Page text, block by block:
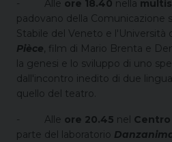
- Alle ore 18.40 nella
padovano della Comunicazione
Stabile del Veneto e l'Università
Pièce, film di Mario Brenta e
la genesi e lo sviluppo di uno
dall'incontro inedito di due
quello del teatro.
- Alle ore 20.45 nel
parte del laboratorio